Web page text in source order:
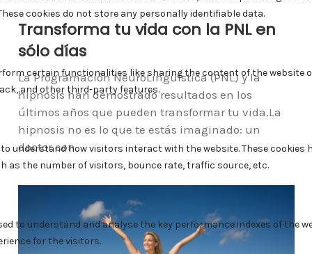
Transforma tu vida con la PNL en
sólo días
La Programación NeuroLingüística (PNL) y la
hipnosis han demostrado resultados en los
últimos años que pueden transformar tu vida.La
hipnosis no es lo que te estás imaginado: un
doctor con